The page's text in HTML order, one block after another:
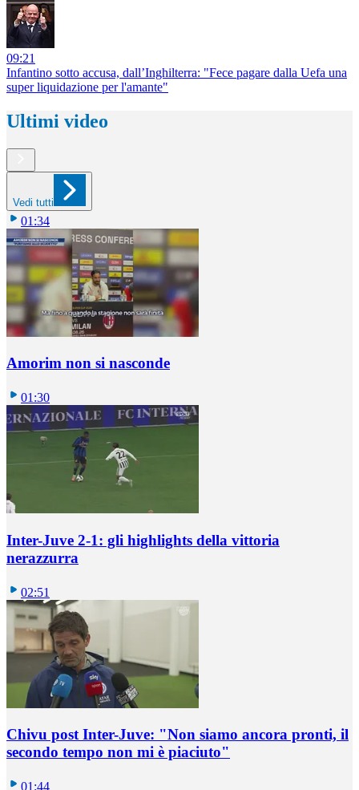
09:21
Infantino sotto accusa, dall’Inghilterra: "Fece pagare dalla Uefa una
super liquidazione per l'amante"
Ultimi video
Vedi tutti
01:34
Amorim non si nasconde
01:30
Inter-Juve 2-1: gli highlights della vittoria
nerazzurra
02:51
Chivu post Inter-Juve: "Non siamo ancora pronti, il
secondo tempo non mi è piaciuto"
01:44